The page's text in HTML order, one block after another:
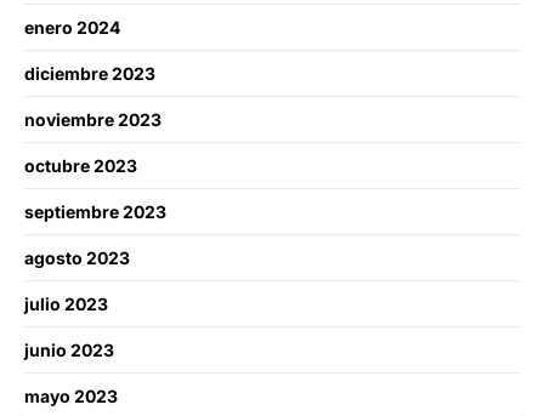
enero 2024
diciembre 2023
noviembre 2023
octubre 2023
septiembre 2023
agosto 2023
julio 2023
junio 2023
mayo 2023